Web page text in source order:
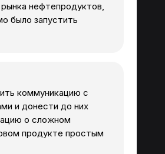
коммуникацию с
и донести до них
о сложном
продукте простым
рынка нефтепродуктов,
было запустить